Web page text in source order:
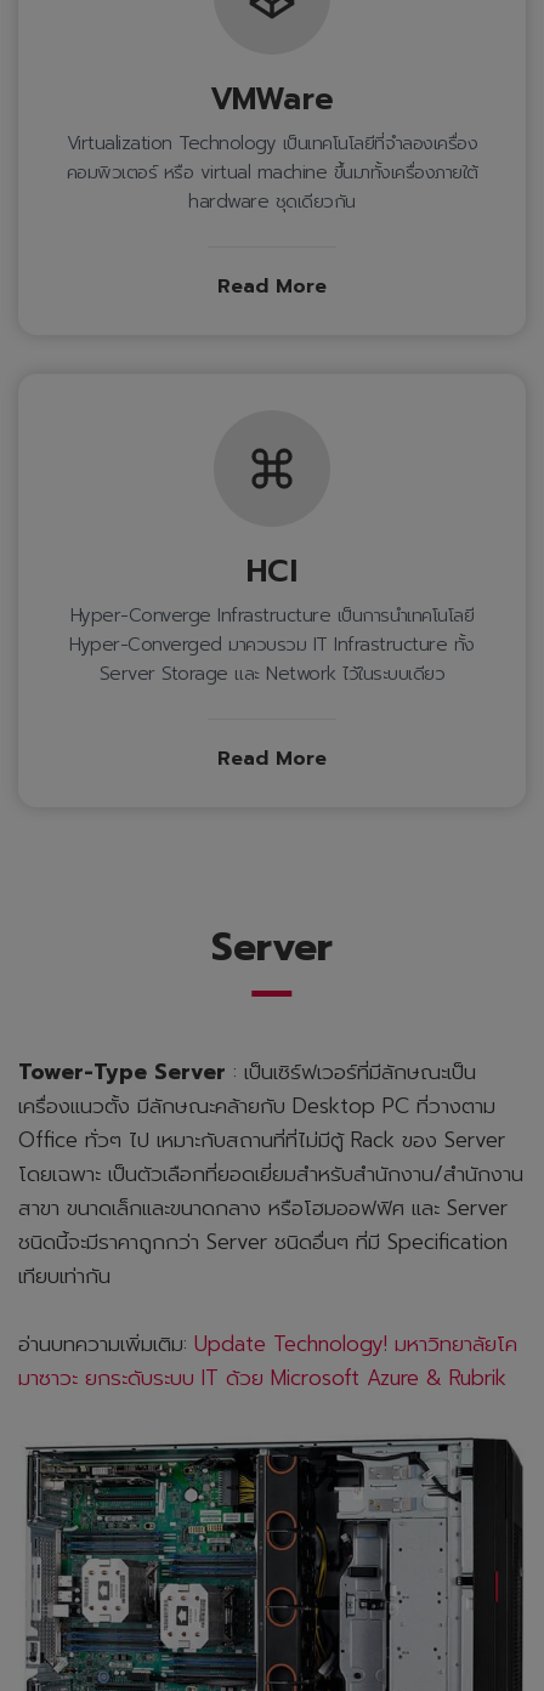
VMWare
Virtualization Technology เป็นเทคโนโลยีที่จำลองเครื่อง
คอมพิวเตอร์ หรือ virtual machine ขึ้นมาทั้งเครื่องภายใต้
hardware ชุดเดียวกัน
Read More
HCI
Hyper-Converge Infrastructure เป็นการนำเทคโนโลยี
Hyper-Converged มาควบรวม IT Infrastructure ทั้ง
Server Storage และ Network ไว้ในระบบเดียว
Read More
Server
Tower-Type Server : เป็นเซิร์ฟเวอร์ที่มีลักษณะเป็น
เครื่องแนวตั้ง มีลักษณะคล้ายกับ Desktop PC ที่วางตาม
Office ทั่วๆ ไป เหมาะกับสถานที่ที่ไม่มีตู้ Rack ของ Server
โดยเฉพาะ เป็นตัวเลือกที่ยอดเยี่ยมสำหรับสำนักงาน/สำนักงาน
สาขา ขนาดเล็กและขนาดกลาง หรือโฮมออฟฟิศ และ Server
ชนิดนี้จะมีราคาถูกกว่า Server ชนิดอื่นๆ ที่มี Specification
เทียบเท่ากัน
อ่านบทความเพิ่มเติม: Update Technology! มหาวิทยาลัยโค
มาซาวะ ยกระดับระบบ IT ด้วย Microsoft Azure & Rubrik